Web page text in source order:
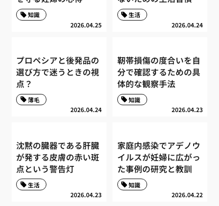
2026.04.25
知識
2026.04.24
生活
プロペシアと後発品の
選び方で迷うときの視
点？
2026.04.24
薄毛
靭帯損傷の度合いを自
分で確認するための具
体的な観察手法
2026.04.23
知識
沈黙の臓器である肝臓
が発する皮膚の赤い斑
点という警告灯
2026.04.23
生活
家庭内感染でアデノウ
イルスが妊婦に広がっ
た事例の研究と教訓
2026.04.22
知識